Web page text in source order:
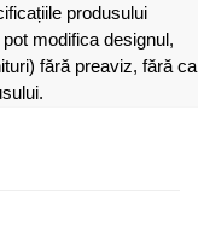
produsului
modifica designul,
fără preaviz, fără ca